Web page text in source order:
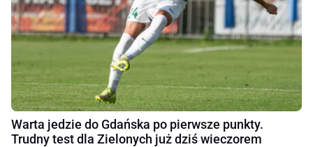
Warta jedzie do Gdańska po pierwsze punkty.
Trudny test dla Zielonych już dziś wieczorem